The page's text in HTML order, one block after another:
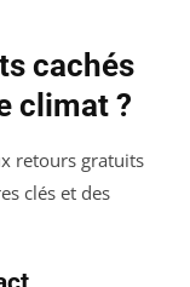
cachés
climat ?
retours gratuits
clés et des